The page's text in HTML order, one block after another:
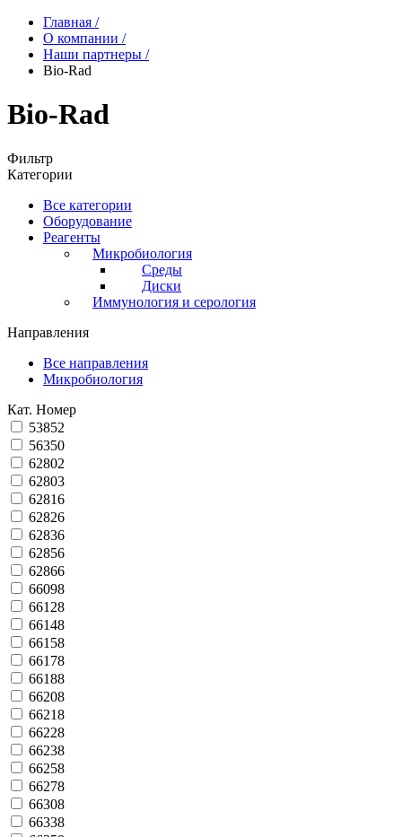
Главная /
О компании /
Наши партнеры /
Bio-Rad
Bio-Rad
Фильтр
Категории
Все категории
Оборудование
Реагенты
Микробиология
Среды
Диски
Иммунология и серология
Направления
Все направления
Микробиология
Кат. Номер
53852
56350
62802
62803
62816
62826
62836
62856
62866
66098
66128
66148
66158
66178
66188
66208
66218
66228
66238
66258
66278
66308
66338